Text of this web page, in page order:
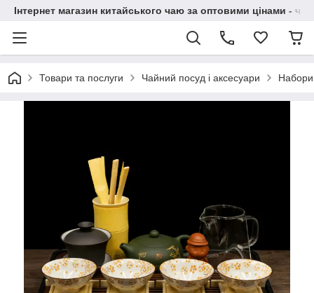
Інтернет магазин китайського чаю за оптовими цінами -
Товари та послуги Чайний посуд і аксесуари Набори